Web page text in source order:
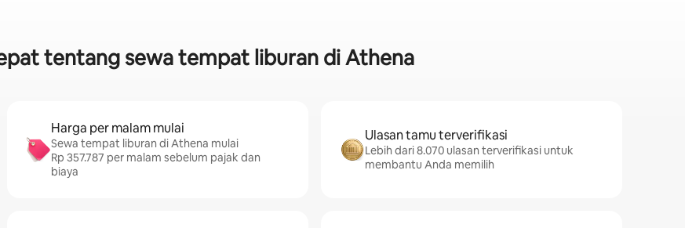
tentang sewa tempat liburan di Athena
Harga per malam mulai
Sewa tempat liburan di Athena mulai
Rp 357.787 per malam sebelum pajak dan
biaya
Ulasan tamu terverifikasi
Lebih dari 8.070 ulasan terverifikasi untuk
membantu Anda memilih